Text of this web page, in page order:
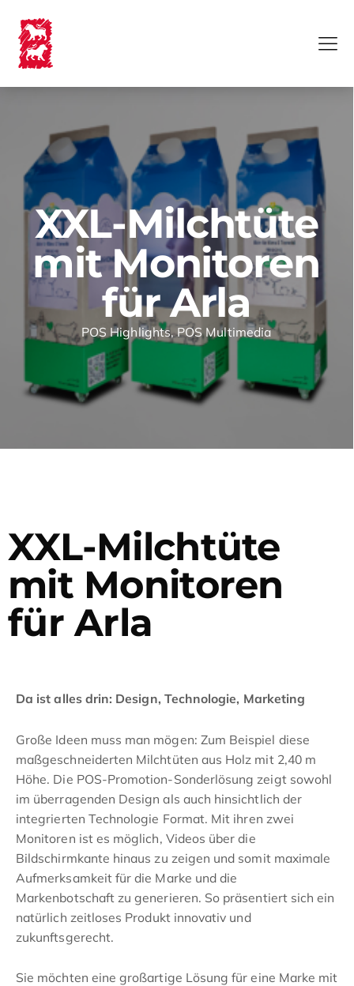
XXL-Milchtüte
mit Monitoren
für Arla
POS Highlights,POS Multimedia
XXL-Milchtüte
mit Monitoren
für Arla
Da ist alles drin: Design, Technologie, Marketing
Große Ideen muss man mögen: Zum Beispiel diese
maßgeschneiderten Milchtüten aus Holz mit 2,40 m
Höhe. Die POS-Promotion-Sonderlösung zeigt sowohl
im überragenden Design als auch hinsichtlich der
integrierten Technologie Format. Mit ihren zwei
Monitoren ist es möglich, Videos über die
Bildschirmkante hinaus zu zeigen und somit maximale
Aufmerksamkeit für die Marke und die
Markenbotschaft zu generieren. So präsentiert sich ein
natürlich zeitloses Produkt innovativ und
zukunftsgerecht.
Sie möchten eine großartige Lösung für eine Marke mit